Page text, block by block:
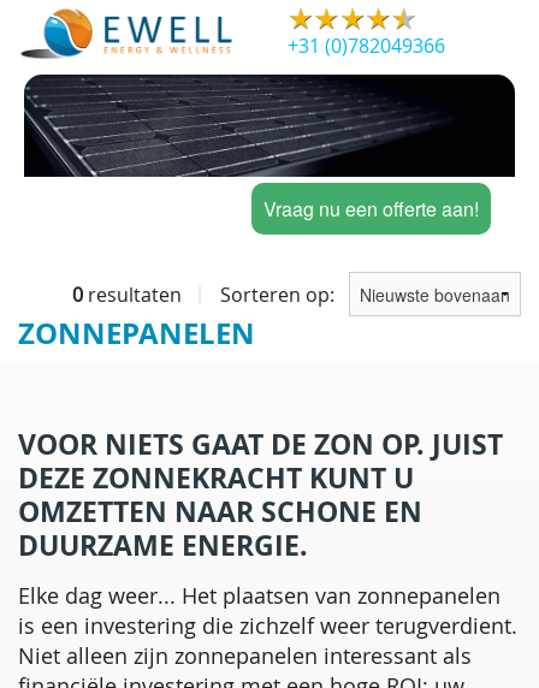
+31 (0)782049366
Vraag nu een offerte aan!
0 resultaten Sorteren op:
ZONNEPANELEN
VOOR NIETS GAAT DE ZON OP. JUIST
DEZE ZONNEKRACHT KUNT U
OMZETTEN NAAR SCHONE EN
DUURZAME ENERGIE.
Elke dag weer... Het plaatsen van zonnepanelen
is een investering die zichzelf weer terugverdient.
Niet alleen zijn zonnepanelen interessant als